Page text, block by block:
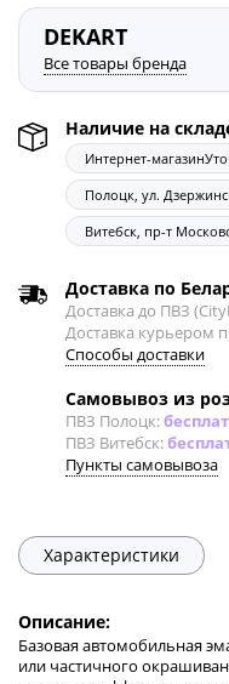
DEKART
Все товары бренда
Наличие на
Интернет-магазин
Полоцк, ул.
Витебск, пр-т
Доставка по
Доставка до ПВЗ
Доставка курьером
Способы доставки
Самовывоз из
ПВЗ Полоцк:
ПВЗ Витебск:
Пункты самовывоза
Характеристики
Описание:
Базовая автомобильная
или частичного